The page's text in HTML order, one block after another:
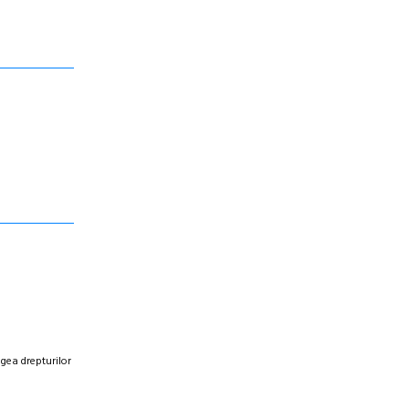
drepturilor